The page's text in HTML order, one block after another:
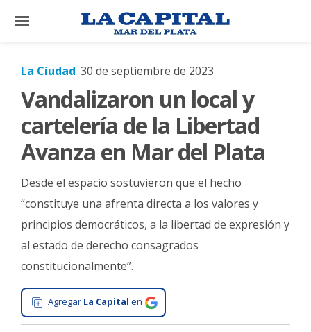
×
El
El
Mundo
La
Zona
Cultura
Tecnología
Salud
La Ciudad 30 de septiembre de 2023
Vandalizaron un local y
cartelería de la Libertad
Avanza en Mar del Plata
Desde el espacio sostuvieron que el hecho
“constituye una afrenta directa a los valores y
principios democráticos, a la libertad de expresión y
al estado de derecho consagrados
constitucionalmente”.
Agregar La Capital en